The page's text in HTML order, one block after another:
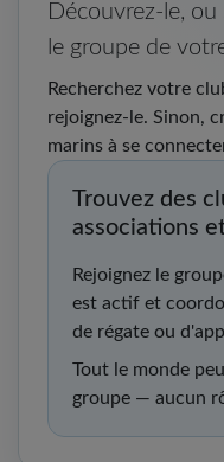
Découvrez-le,
le groupe de
Recherchez votre
rejoignez-le. Sinon,
marins à se
Trouvez des
associations
Rejoignez le
est actif et
de régate ou
Tout le monde
groupe — aucun